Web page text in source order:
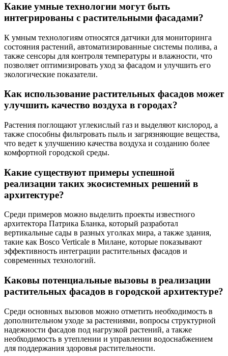
Какие умные технологии могут быть
интегрированы с растительными фасадами?
К умным технологиям относятся датчики для мониторинга
состояния растений, автоматизированные системы полива, а
также сенсоры для контроля температуры и влажности, что
позволяет оптимизировать уход за фасадом и улучшить его
экологические показатели.
Как использование растительных фасадов может
улучшить качество воздуха в городах?
Растения поглощают углекислый газ и выделяют кислород, а
также способны фильтровать пыль и загрязняющие вещества,
что ведет к улучшению качества воздуха и созданию более
комфортной городской среды.
Какие существуют примеры успешной
реализации таких экосистемных решений в
архитектуре?
Среди примеров можно выделить проекты известного
архитектора Патрика Бланка, который разработал
вертикальные сады в разных уголках мира, а также здания,
такие как Bosco Verticale в Милане, которые показывают
эффективность интеграции растительных фасадов и
современных технологий.
Каковы потенциальные вызовы в реализации
растительных фасадов в городской архитектуре?
Среди основных вызовов можно отметить необходимость в
дополнительном уходе за растениями, вопросы структурной
надежности фасадов под нагрузкой растений, а также
необходимость в утеплении и управлении водоснабжением
для поддержания здоровья растительности.